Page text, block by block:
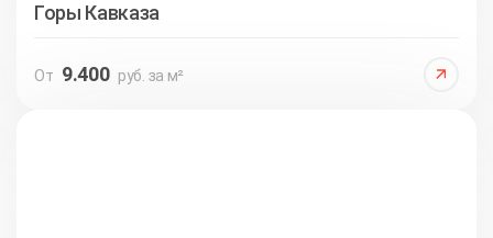
Горы Кавказа
От 9.400 руб. за м²